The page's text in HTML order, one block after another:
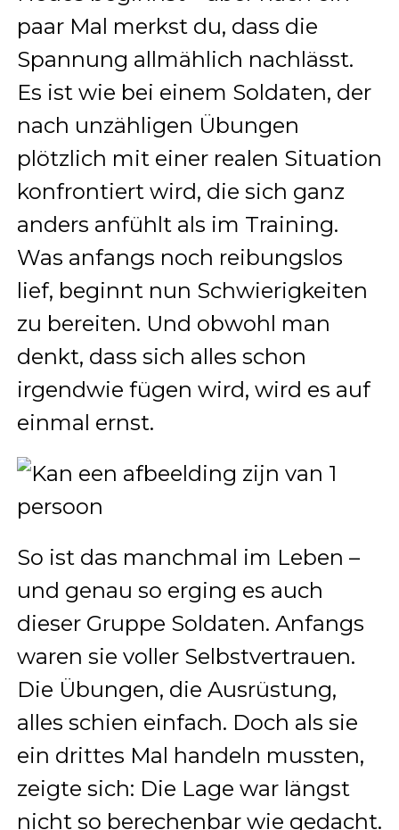
paar Mal merkst du, dass die
Spannung allmählich nachlässt.
Es ist wie bei einem Soldaten, der
nach unzähligen Übungen
plötzlich mit einer realen Situation
konfrontiert wird, die sich ganz
anders anfühlt als im Training.
Was anfangs noch reibungslos
lief, beginnt nun Schwierigkeiten
zu bereiten. Und obwohl man
denkt, dass sich alles schon
irgendwie fügen wird, wird es auf
einmal ernst.
So ist das manchmal im Leben –
und genau so erging es auch
dieser Gruppe Soldaten. Anfangs
waren sie voller Selbstvertrauen.
Die Übungen, die Ausrüstung,
alles schien einfach. Doch als sie
ein drittes Mal handeln mussten,
zeigte sich: Die Lage war längst
nicht so berechenbar wie gedacht.